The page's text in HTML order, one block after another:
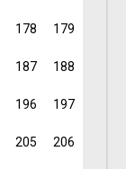
178 179
187 188
196 197
205 206